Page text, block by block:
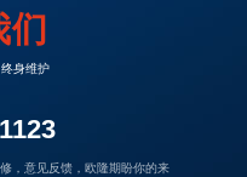
们
身维护
，意见反馈，欧隆期盼你的来